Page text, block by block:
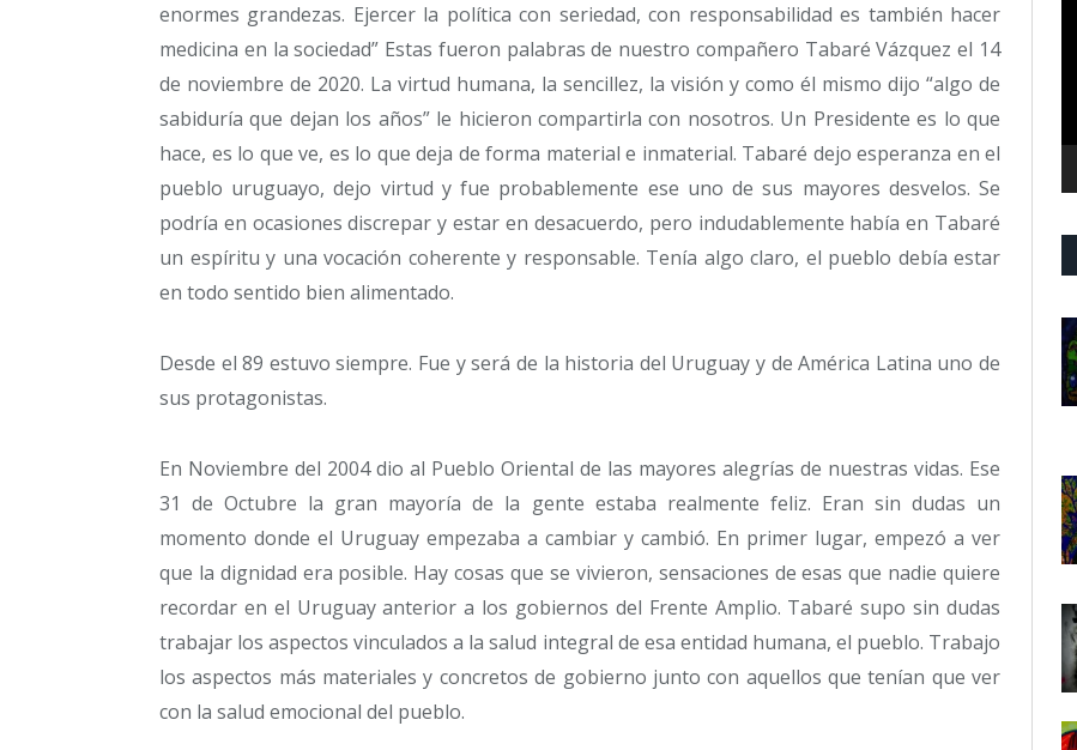
enormes grandezas. Ejercer la política con seriedad, con responsabilidad es también hacer
medicina en la sociedad” Estas fueron palabras de nuestro compañero Tabaré Vázquez el 14
de noviembre de 2020. La virtud humana, la sencillez, la visión y como él mismo dijo “algo de
sabiduría que dejan los años” le hicieron compartirla con nosotros. Un Presidente es lo que
hace, es lo que ve, es lo que deja de forma material e inmaterial. Tabaré dejo esperanza en el
pueblo uruguayo, dejo virtud y fue probablemente ese uno de sus mayores desvelos. Se
podría en ocasiones discrepar y estar en desacuerdo, pero indudablemente había en Tabaré
un espíritu y una vocación coherente y responsable. Tenía algo claro, el pueblo debía estar
en todo sentido bien alimentado.
Desde el 89 estuvo siempre. Fue y será de la historia del Uruguay y de América Latina uno de
sus protagonistas.
En Noviembre del 2004 dio al Pueblo Oriental de las mayores alegrías de nuestras vidas. Ese
31 de Octubre la gran mayoría de la gente estaba realmente feliz. Eran sin dudas un
momento donde el Uruguay empezaba a cambiar y cambió. En primer lugar, empezó a ver
que la dignidad era posible. Hay cosas que se vivieron, sensaciones de esas que nadie quiere
recordar en el Uruguay anterior a los gobiernos del Frente Amplio. Tabaré supo sin dudas
trabajar los aspectos vinculados a la salud integral de esa entidad humana, el pueblo. Trabajo
los aspectos más materiales y concretos de gobierno junto con aquellos que tenían que ver
con la salud emocional del pueblo.